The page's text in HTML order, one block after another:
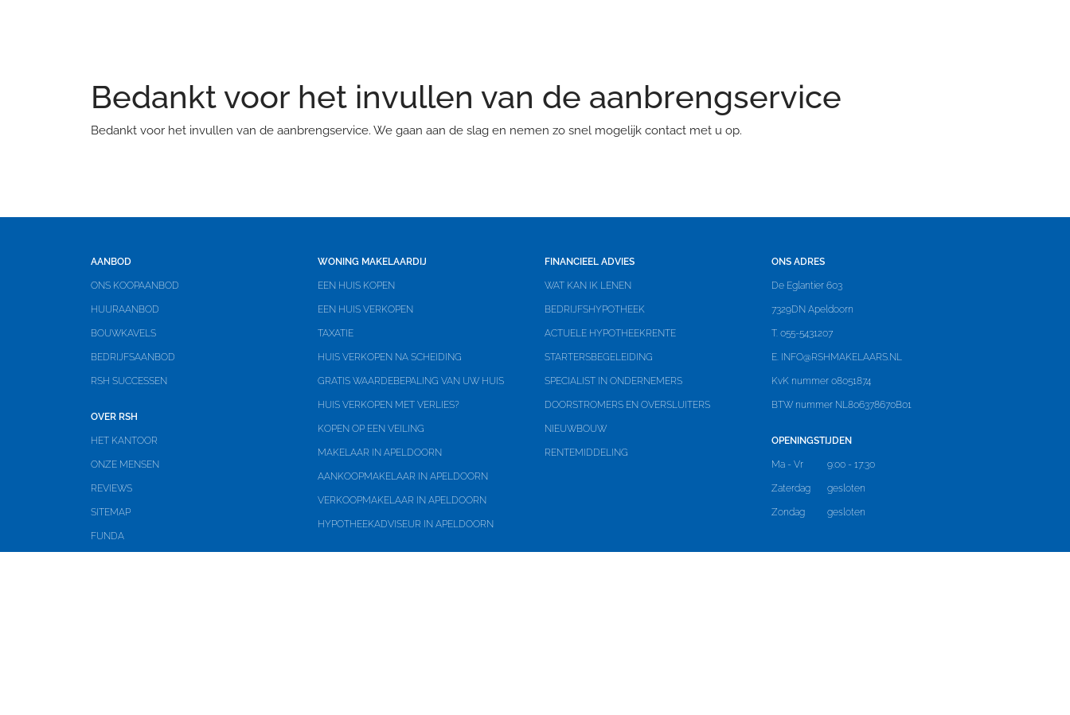
Bedankt voor het invullen van de aanbrengservice
Bedankt voor het invullen van de aanbrengservice. We gaan aan de slag en nemen zo snel mogelijk contact met u op.
AANBOD
ONS KOOPAANBOD
HUURAANBOD
BOUWKAVELS
BEDRIJFSAANBOD
RSH SUCCESSEN
OVER RSH
HET KANTOOR
ONZE MENSEN
REVIEWS
SITEMAP
FUNDA
WONING MAKELAARDIJ
EEN HUIS KOPEN
EEN HUIS VERKOPEN
TAXATIE
HUIS VERKOPEN NA SCHEIDING
GRATIS WAARDEBEPALING VAN UW HUIS
HUIS VERKOPEN MET VERLIES?
KOPEN OP EEN VEILING
MAKELAAR IN APELDOORN
AANKOOPMAKELAAR IN APELDOORN
VERKOOPMAKELAAR IN APELDOORN
HYPOTHEEKADVISEUR IN APELDOORN
FINANCIEEL ADVIES
WAT KAN IK LENEN
BEDRIJFSHYPOTHEEK
ACTUELE HYPOTHEEKRENTE
STARTERSBEGELEIDING
SPECIALIST IN ONDERNEMERS
DOORSTROMERS EN OVERSLUITERS
NIEUWBOUW
RENTEMIDDELING
ONS ADRES
De Eglantier 603
7329DN Apeldoorn
T. 055-5431207
E. INFO@RSHMAKELAARS.NL
KvK nummer 08051874
BTW nummer NL806378670B01
OPENINGSTIJDEN
Ma - Vr 9:00 - 17:30
Zaterdag gesloten
Zondag gesloten